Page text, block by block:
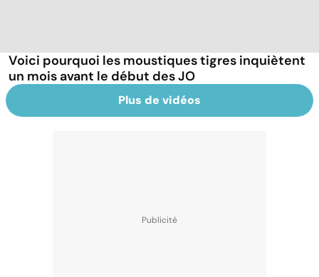
Voici pourquoi les moustiques tigres inquiètent
un mois avant le début des JO
Plus de vidéos